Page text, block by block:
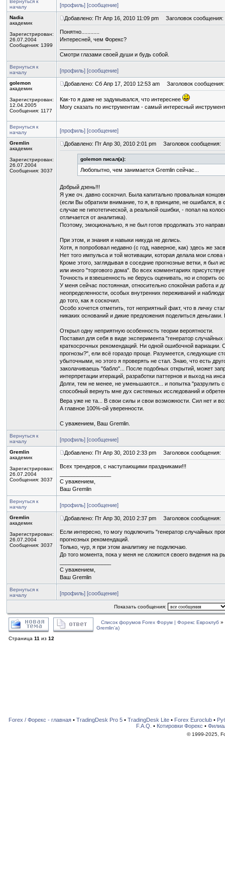
Вернуться к
началу
[профиль] [сообщение]
Nadia
академик
Зарегистрирован:
26.07.2004
Сообщения: 1399
Добавлено: Пт Апр 16, 2010 11:09 pm Заголовок сообщения:
Понятно............
Интересней, чем Форекс?
Смотри глазами своей души и будь собой.
Вернуться к
началу
[профиль] [сообщение]
golemon
академик
Зарегистрирован:
12.04.2005
Сообщения: 1177
Добавлено: Сб Апр 17, 2010 12:53 am Заголовок сообщения:
Как-то я даже не задумывался, что интереснее
Могу сказать по инструментам - самый интересный
Вернуться к
началу
[профиль] [сообщение]
Gremlin
академик
Зарегистрирован:
26.07.2004
Сообщения: 3037
Добавлено: Пт Апр 30, 2010 2:01 pm Заголовок сообщения:
golemon писал(а):
Любопытно, чем занимается Gremlin сейчас...
Добрый дзень!!!
Я уже оч. давно соскочил. Была капитально провальная
(если Вы обратили внимание, то я, в принципе, не ошибался, в
случае не гипотетической, а реальной ошибки, - попал на
отличается от аналитика).
Поэтому, эмоционально, я не был готов продолжать это
При этом, и знания и навыки никуда не делись.
Хотя, я попробовал недавно (с год, наверное, как) здесь же
Нет того импульса и той мотивации, которая делала мои
Кроме этого, заглядывая в соседние прогнозные ветки, я был
или иного "торгового дома". Во всех комментариях
Точность и взвешенность не берусь оценивать, но и спорить
У меня сейчас постоянная, относительно спокойная работа и
неопределенности, особых внутренних переживаний и
до того, как я соскочил.
Особо хочется отметить, тот неприятный факт, что в личку
никаких оснований и дикие предложения поделиться
Открыл одну неприятную особенность теории вероятности.
Поставил для себя в виде эксперимента "генератор
краткосрочных рекомендаций. Ни одной ошибочной вариации.
прогнозы?", ели всё гораздо проще. Разумеется, следующие
убыточными, но этого я проверять не стал. Знаю, что есть
заколачиваешь "бабло"... После подобных открытий, может
интерпретации итераций, разработки паттернов и выход на
Долги, тем не менее, не уменьшаются... и попытка "разрулить
способный вернуть мне дух системных исследований и
Вера уже не та... В свои силы и свои возможности. Сил нет и
А главное 100%-ой уверенности.
С уважением, Ваш Gremlin.
Вернуться к
началу
[профиль] [сообщение]
Gremlin
академик
Зарегистрирован:
26.07.2004
Сообщения: 3037
Добавлено: Пт Апр 30, 2010 2:33 pm Заголовок сообщения:
Всех трендеров, с наступающими праздниками!!!
С уважением,
Ваш Gremlin
Вернуться к
началу
[профиль] [сообщение]
Gremlin
академик
Зарегистрирован:
26.07.2004
Сообщения: 3037
Добавлено: Пт Апр 30, 2010 2:37 pm Заголовок сообщения:
Если интересно, то могу подключить "генератор случайных
прогнозных рекомендаций.
Только, чур, я при этом аналитику не подключаю.
До того момента, пока у меня не сложится своего видения на
С уважением,
Ваш Gremlin
Вернуться к
началу
[профиль] [сообщение]
Показать сообщения:
Список форумов Forex Форум | Форекс Евроклуб »
Gremlin'a)
Страница 11 из 12
Forex / Форекс - главная• TradingDesk Pro 5• TradingDesk Lite• Forex Euroclub•
F.A.Q. • Котировки Форекс •
© 1999-2025,